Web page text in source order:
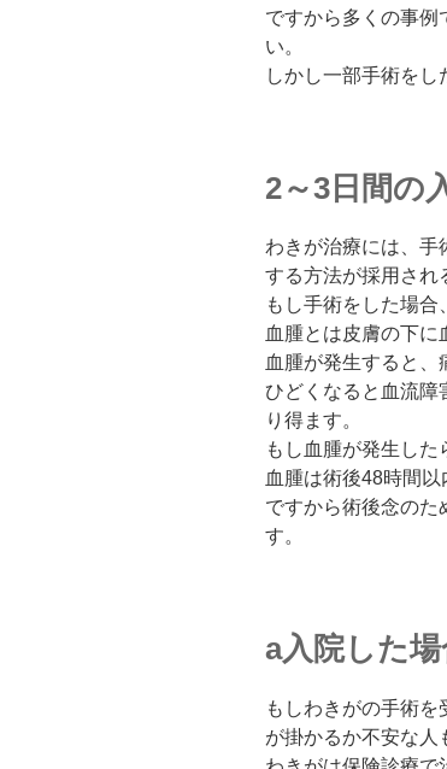
ですから多くの事例
い。
しかし一部手術をし
2～3日間の
わきが治療には、手
する方法が採用され
もし手術をした場合
血腫とは皮膚の下に
血腫が発生すると、
ひどくなると血流障
り得ます。
もし血腫が発生した
血腫は術後48時間以
ですから術後念のた
す。
a入院した
もしわきがの手術
が掛かるか不安な人